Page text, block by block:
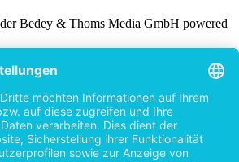
Bedey & Thoms Media GmbH powered